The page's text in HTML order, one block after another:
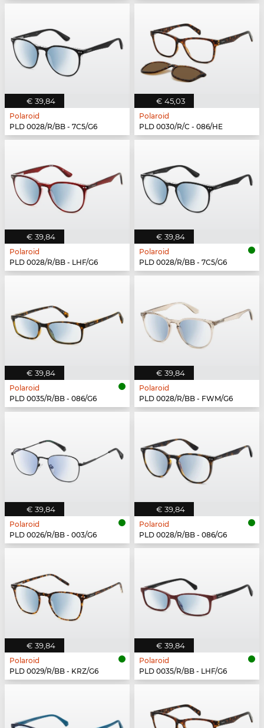
€ 39,84
Polaroid
PLD 0028/R/BB - 7C5/G6
€ 45,03
Polaroid
PLD 0030/R/C - 086/HE
€ 39,84
Polaroid
PLD 0028/R/BB - LHF/G6
€ 39,84
Polaroid
PLD 0028/R/BB - 7C5/G6
€ 39,84
Polaroid
PLD 0035/R/BB - 086/G6
€ 39,84
Polaroid
PLD 0028/R/BB - FWM/G6
€ 39,84
Polaroid
PLD 0026/R/BB - 003/G6
€ 39,84
Polaroid
PLD 0028/R/BB - 086/G6
€ 39,84
Polaroid
PLD 0029/R/BB - KRZ/G6
€ 39,84
Polaroid
PLD 0035/R/BB - LHF/G6